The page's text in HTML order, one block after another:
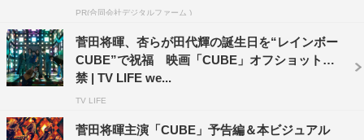
PR(合同会社デジタルファーム )
菅田将暉、杏らが田代輝の誕生日を“レインボー
CUBE”で祝福 映画「CUBE」オフショット解
禁 | TV LIFE we...
TV LIFE
菅田将暉主演「CUBE」予告編＆本ビジュアル